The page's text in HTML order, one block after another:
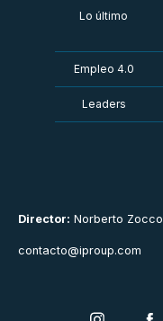
Director: Norberto Zocco
contacto@iproup.com
Lo último
Empleo 4.0
Leaders